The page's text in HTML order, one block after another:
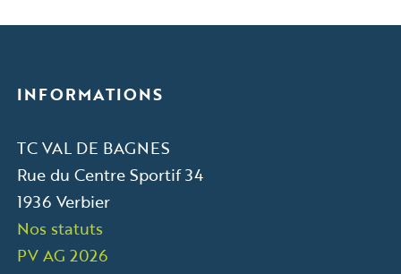
INFORMATIONS
TC VAL DE BAGNES
Rue du Centre Sportif 34
1936 Verbier
Nos statuts
PV AG 2026